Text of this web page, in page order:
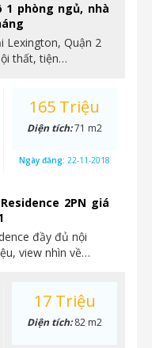
1 phòng ngủ, nhà
Lexington, Quận 2
thất, tiện…
2PN giá
đầy đủ nội
view nhìn về…
165 Triệu
Diện tích:71 m2
Ngày đăng: 22-11-2018
17 Triệu
Diện tích:82 m2